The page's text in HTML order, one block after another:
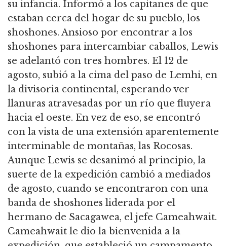
su infancia. Informó a los capitanes de que
estaban cerca del hogar de su pueblo, los
shoshones. Ansioso por encontrar a los
shoshones para intercambiar caballos, Lewis
se adelantó con tres hombres. El 12 de
agosto, subió a la cima del paso de Lemhi, en
la divisoria continental, esperando ver
llanuras atravesadas por un río que fluyera
hacia el oeste. En vez de eso, se encontró
con la vista de una extensión aparentemente
interminable de montañas, las Rocosas.
Aunque Lewis se desanimó al principio, la
suerte de la expedición cambió a mediados
de agosto, cuando se encontraron con una
banda de shoshones liderada por el
hermano de Sacagawea, el jefe Cameahwait.
Cameahwait le dio la bienvenida a la